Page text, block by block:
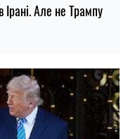
Ірані. Але не Трампу